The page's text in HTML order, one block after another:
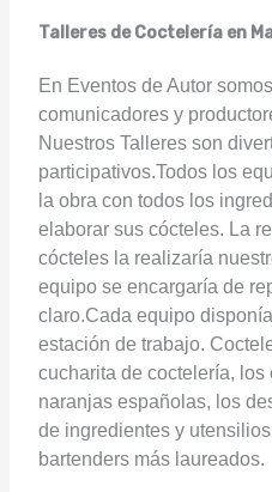
Talleres de Coctelería en
En Eventos de Autor
comunicadores y
Nuestros Talleres son
participativos.Todos los
la obra con todos los
elaborar sus cócteles. La
cócteles la realizaría
equipo se encargaría de
claro.Cada equipo
estación de trabajo.
cucharita de coctelería, los
naranjas españolas, los
de ingredientes y
bartenders más laureados.